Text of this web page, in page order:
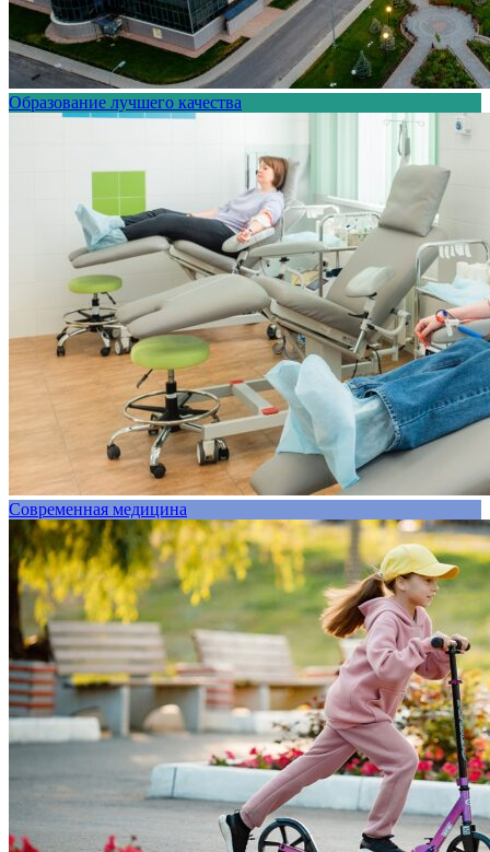
Образование лучшего качества
Современная медицина